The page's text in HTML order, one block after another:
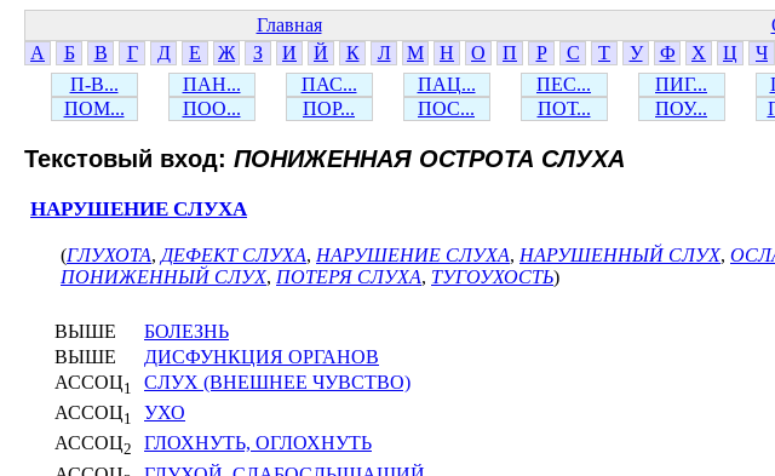
Главная
А
Б В Г Д Е Ж З И Й К Л М Н О П Р С Т У Ф Х Ц Ч
П-В...
ПАН... ПАС... ПАЦ... ПЕС... ПИГ...
ПОМ...
ПОО... ПОР... ПОС... ПОТ... ПОУ...
Текстовый вход: ПОНИЖЕННАЯ ОСТРОТА СЛУХА
НАРУШЕНИЕ СЛУХА
(ГЛУХОТА, ДЕФЕКТ СЛУХА, НАРУШЕНИЕ СЛУХА, НАРУШЕННЫЙ СЛУХ,
ПОНИЖЕННЫЙ СЛУХ, ПОТЕРЯ СЛУХА, ТУГОУХОСТЬ)
ВЫШЕ
БОЛЕЗНЬ
ВЫШЕ
ДИСФУНКЦИЯ ОРГАНОВ
АССОЦ1
СЛУХ (ВНЕШНЕЕ ЧУВСТВО)
АССОЦ1
УХО
АССОЦ2
ГЛОХНУТЬ, ОГЛОХНУТЬ